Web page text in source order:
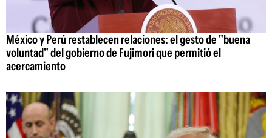
México y Perú restablecen relaciones: el gesto de "buena
voluntad" del gobierno de Fujimori que permitió el
acercamiento